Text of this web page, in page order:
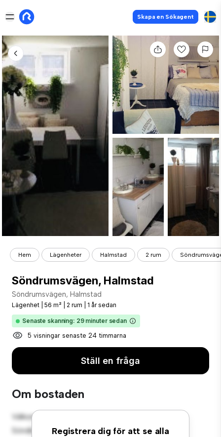
Skapa en Sökagent
Hem Lägenheter Halmstad 2 rum
Söndrumsvägen, Halmstad
Söndrumsvägen, Halmstad
Lägenhet 56 m² 2 rum 1 år sedan
Senaste skanning: 29 minuter sedan
5 visningar senaste 24 timmarna
Ställ en fråga
Om bostaden
Registrera dig för att se alla
Välkommen till ditt nya urbana tillflyktsort på
Söndrumsvägen, Halmstad! Denna moderna 2-